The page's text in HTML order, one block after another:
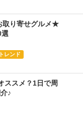
取り寄せグルメ★
トレンド
ススメ？1日で周
♪